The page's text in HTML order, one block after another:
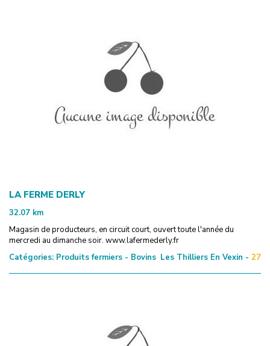
LA FERME DERLY
32.07 km
Magasin de producteurs, en circuit court, ouvert toute l'année du
mercredi au dimanche soir. www.lafermederly.fr
Catégories: Produits fermiers - Bovins Les Thilliers En Vexin - 27